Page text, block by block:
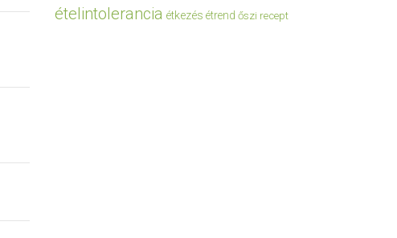
ételintolerancia étkezés étrend őszi recept